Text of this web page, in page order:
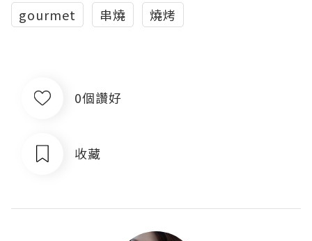
gourmet
串燒 燒烤
0個讚好
收藏